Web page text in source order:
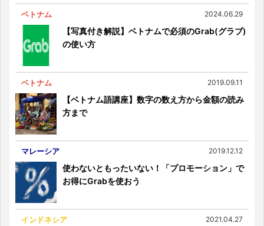
ベトナム 2024.06.29
【写真付き解説】ベトナムで必須のGrab(グラブ)
の使い方
ベトナム 2019.09.11
【ベトナム語講座】数字の数え方から金額の読み
方まで
マレーシア 2019.12.12
使わないともったいない！「プロモーション」で
お得にGrabを使おう
インドネシア 2021.04.27